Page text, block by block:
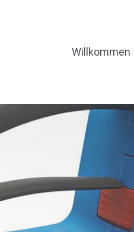
Willkommen